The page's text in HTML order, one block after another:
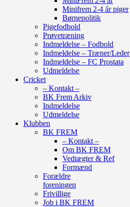
Minifrem 2-4 år piger
Børnepolitik
Pigefodbold
Prøvetræning
Indmeldelse – Fodbold
Indmeldelse – Træner/Leder
Indmeldelse – FC Prostata
Udmeldelse
Cricket
– Kontakt –
BK Frem Arkiv
Indmeldelse
Udmeldelse
Klubben
BK FREM
– Kontakt –
Om BK FREM
Vedtægter & Ref
Formænd
Forældre
foreningen
Frivillige
Job i BK FREM